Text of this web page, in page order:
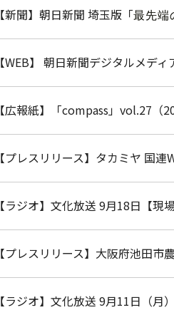
【新聞】朝日新聞 埼玉版「最先端
【WEB】 朝日新聞デジタルメデ
【広報紙】「compass」vol.27（
【プレスリリース】タカミヤ 国
【ラジオ】文化放送 9月18日【現
【プレスリリース】大阪府池田
【ラジオ】文化放送 9月11日（月